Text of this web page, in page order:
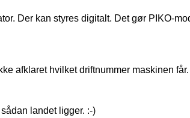
Der kan styres digitalt. Det gør PIKO-
afklaret hvilket driftnummer maskinen får.
landet ligger. :-)